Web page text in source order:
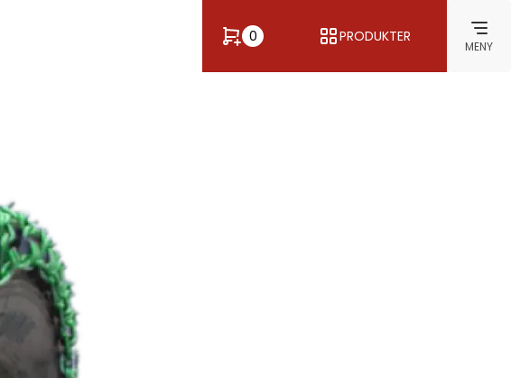
0 PRODUKTER
MENY